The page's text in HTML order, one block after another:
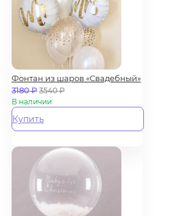
Фонтан из шаров «Свадебный»
3180₽ 3540₽
В наличии
Купить